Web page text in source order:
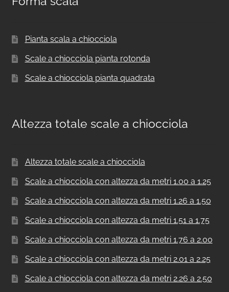
Pianta scala a chiocciola
Scale a chiocciola pianta rotonda
Scale a chiocciola pianta quadrata
Altezza totale scale a chiocciola
Altezza totale scale a chiocciola
Scale a chiocciola con altezza da metri 1.00 a 1.25
Scale a chiocciola con altezza da metri 1.26 a 1.50
Scale a chiocciola con altezza da metri 1.51 a 1.75
Scale a chiocciola con altezza da metri 1.76 a 2.00
Scale a chiocciola con altezza da metri 2.01 a 2.25
Scale a chiocciola con altezza da metri 2.26 a 2.50